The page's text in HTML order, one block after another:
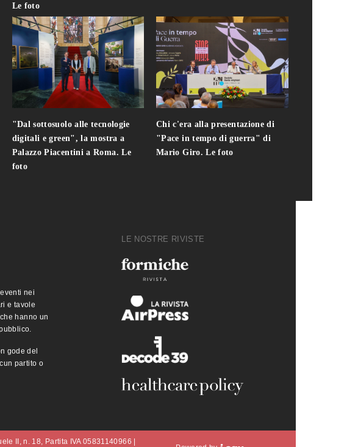
Le foto
"Dal sottosuolo alle tecnologie
digitali e green", la mostra a
Palazzo Piacentini a Roma. Le
foto
Chi c'era alla presentazione di
"Pace in tempo di guerra" di
Mario Giro. Le foto
nei
e tavole
hanno un
gode del
partito o
LE NOSTRE RIVISTE
II, n. 18, Partita IVA 05831140966 |